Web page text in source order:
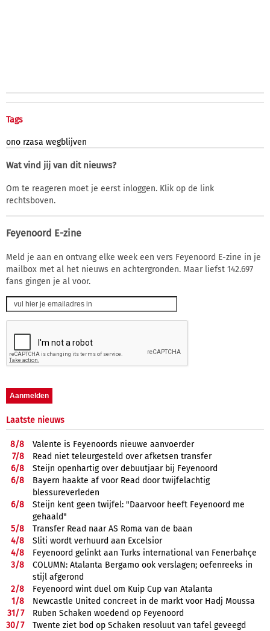
Tags
ono rzasa wegblijven
Wat vind jij van dit nieuws?
Om te reageren moet je eerst inloggen. Klik op de link
rechtsboven.
Feyenoord E-zine
Meld je aan en ontvang elke week een vers Feyenoord E-zine in je
mailbox met al het nieuws en achtergronden. Maar liefst 142.697
fans gingen je al voor.
Laatste nieuws
8/8
Valente is Feyenoords nieuwe aanvoerder
7/8
Read niet teleurgesteld over afketsen transfer
6/8
Steijn openhartig over debuutjaar bij Feyenoord
6/8
Bayern haakte af voor Read door twijfelachtig
blessureverleden
6/8
Steijn kent geen twijfel: "Daarvoor heeft Feyenoord me
gehaald"
5/8
Transfer Read naar AS Roma van de baan
4/8
Sliti wordt verhuurd aan Excelsior
4/8
Feyenoord gelinkt aan Turks international van Fenerbahçe
3/8
COLUMN: Atalanta Bergamo ook verslagen; oefenreeks in
stijl afgerond
2/8
Feyenoord wint duel om Kuip Cup van Atalanta
1/8
Newcastle United concreet in de markt voor Hadj Moussa
31/7
Ruben Schaken woedend op Feyenoord
30/7
Twente ziet bod op Schaken resoluut van tafel geveegd